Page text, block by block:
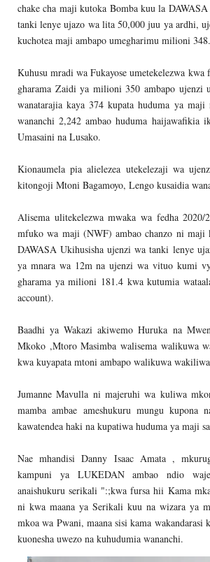
chake cha maji kutoka Bomba kuu la
tanki lenye ujazo wa lita 50,000 juu ya ardhi,
kuchotea maji ambapo umegharimu milioni
Kuhusu mradi wa Fukayose umetekelezwa
gharama Zaidi ya milioni 350 ambapo ujenzi
wanatarajia kaya 374 kupata huduma ya
wananchi 2,242 ambao huduma haijawafikia
Umasaini na Lusako.
Kionaumela pia alielezea utekelezaji wa
kitongoji Mtoni Bagamoyo, Lengo kusaidia
Alisema ulitekelezwa mwaka wa fedha
mfuko wa maji (NWF) ambao chanzo ni maji
DAWASA Ukihusisha ujenzi wa tanki lenye
ya mnara wa 12m na ujenzi wa vituo kumi
gharama ya milioni 181.4 kwa kutumia
account).
Baadhi ya Wakazi akiwemo Huruka na
Mkoko ,Mtoro Masimba walisema walikuwa
kwa kuyapata mtoni ambapo walikuwa
Jumanne Mavulla ni majeruhi wa kuliwa
mamba ambae ameshukuru mungu kupona
kawatendea haki na kupatiwa huduma ya maji
Nae mhandisi Danny Isaac Amata ,
kampuni ya LUKEDAN ambao ndio
anaishukuru serikali ":;kwa fursa hii Kama
ni kwa maana ya Serikali kuu na wizara ya
mkoa wa Pwani, maana sisi kama wakandarasi
kuonesha uwezo na kuhudumia wananchi.